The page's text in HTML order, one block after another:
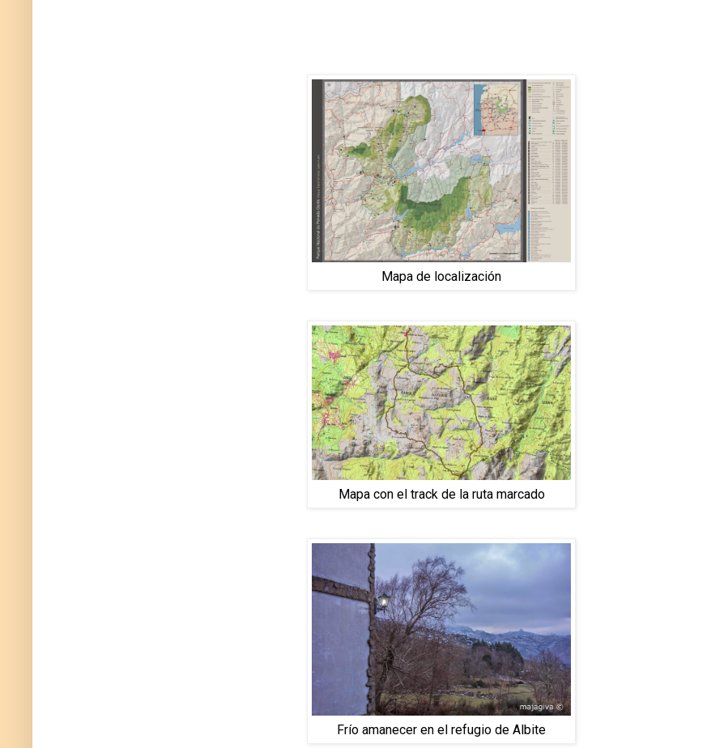
Mapa de localización
Mapa con el track de la ruta marcado
Frío amanecer en el refugio de Albite